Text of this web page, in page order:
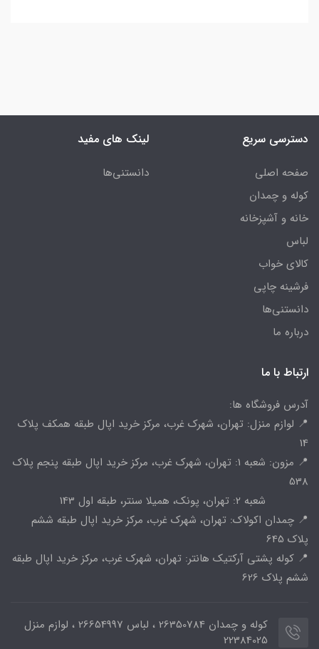
دسترسی سریع
صفحه اصلی
کوله و چمدان
خانه و آشپزخانه
لباس
کالای خواب
فرشینه چاپی
دانستنی‌ها
درباره ما
لینک های مفید
دانستنی‌ها
ارتباط با ما
آدرس فروشگاه ها:
📍 لوازم منزل: تهران، شهرک غرب، مرکز خرید اپال طبقه همکف پلاک
14
📍 مزون: شعبه 1: تهران، شهرک غرب، مرکز خرید اپال طبقه پنجم پلاک
538
شعبه 2: تهران، پونک، همیلا سنتر، طبقه اول 143
📍 چمدان اکولاک: تهران، شهرک غرب، مرکز خرید اپال طبقه ششم
پلاک 645
📍 کوله پشتی آرکتیک هانتر: تهران، شهرک غرب، مرکز خرید اپال طبقه
ششم پلاک 626
کوله و چمدان 26350784 ، لباس 26654997 ، لوازم منزل
22384025